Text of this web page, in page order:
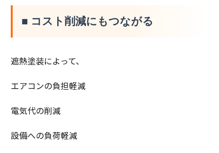
■ コスト削減にもつながる
遮熱塗装によって、
エアコンの負担軽減
電気代の削減
設備への負荷軽減